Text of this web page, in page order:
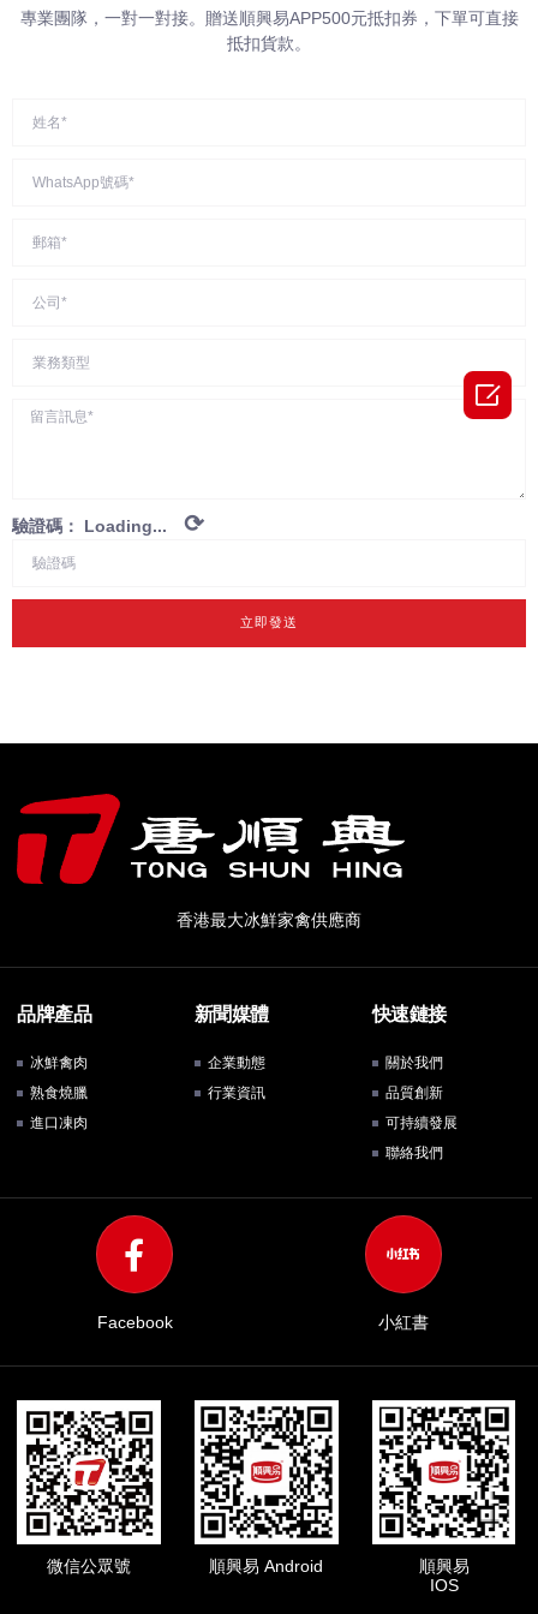
專業團隊，一對一對接。贈送順興易APP500元抵扣券，下單可直接
抵扣貨款。
驗證碼： Loading... ⟳
立即發送
香港最大冰鮮家禽供應商
品牌產品
冰鮮禽肉
熟食燒臘
進口凍肉
新聞媒體
企業動態
行業資訊
快速鏈接
關於我們
品質創新
可持續發展
聯絡我們
Facebook 小紅書
微信公眾號 順興易 Android
順興易
IOS
